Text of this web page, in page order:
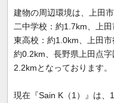
建物の周辺環境は、上田
二中学校：約1.7km、上
東高校：約1.0km、上田
約0.2km、長野県上田点
2.2kmとなっております。
現在『Sain K（1）』は、